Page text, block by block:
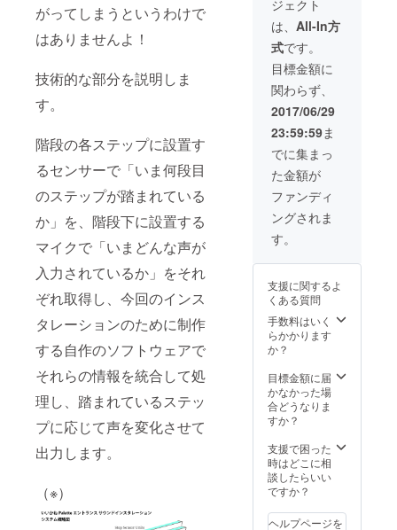
がってしまうというわけで
はありませんよ！
技術的な部分を説明しま
す。
階段の各ステップに設置す
るセンサーで「いま何段目
のステップが踏まれている
か」を、階段下に設置する
マイクで「いまどんな声が
入力されているか」をそれ
ぞれ取得し、今回のインス
タレーションのために制作
する自作のソフトウェアで
それらの情報を統合して処
理し、踏まれているステッ
プに応じて声を変化させて
出力します。
（※）
間利用
（エン
ジニア
あり）
クーポ
ン ・リ
ハーサ
ルスタ
ジオ8時
間利用
クーポ
ン ・ド
ミト
リー宿
泊（20
人泊※組
由）利
ポン
ジェクト
は、 All-In方
式です。
目標金額に
関わらず、
2017/06/29
23:59:59ま
でに集まっ
た金額が
ファンディ
ングされま
す。
支援に関するよ
くある質問
手数料はいく
らかかります
か？
目標金額に届
かなかった場
合どうなりま
すか？
支援で困った
時はどこに相
談したらいい
ですか？
ヘルプページを